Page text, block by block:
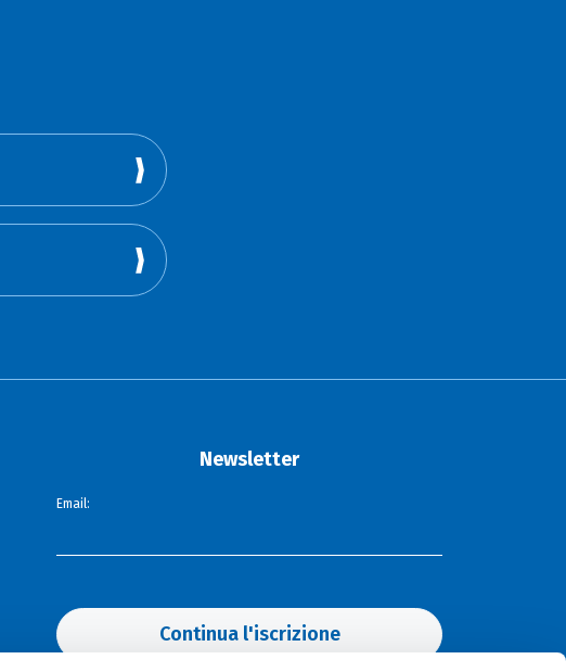
Newsletter
Email:
Continua l'iscrizione